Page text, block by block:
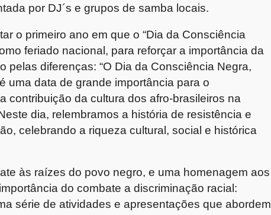
por DJ´s e grupos de samba locais.
o primeiro ano em que o “Dia da Consciência
feriado nacional, para reforçar a importância da
pelas diferenças: “O Dia da Consciência Negra,
uma data de grande importância para o
contribuição da cultura dos afro-brasileiros na
dia, relembramos a história de resistência e
celebrando a riqueza cultural, social e histórica
às raízes do povo negro, e uma homenagem aos
do combate a discriminação racial:
série de atividades e apresentações que abordem